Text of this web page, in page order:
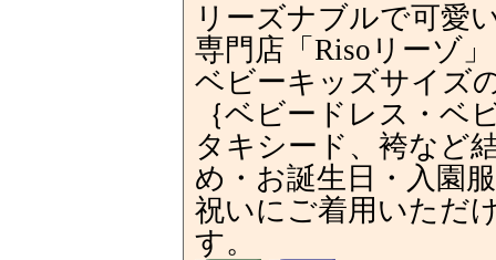
リーズナブルで可愛
専門店「Risoリーゾ
ベビーキッズサイズ
｛ベビードレス・ベ
タキシード、袴など
め・お誕生日・入園
祝いにご着用いただ
す。